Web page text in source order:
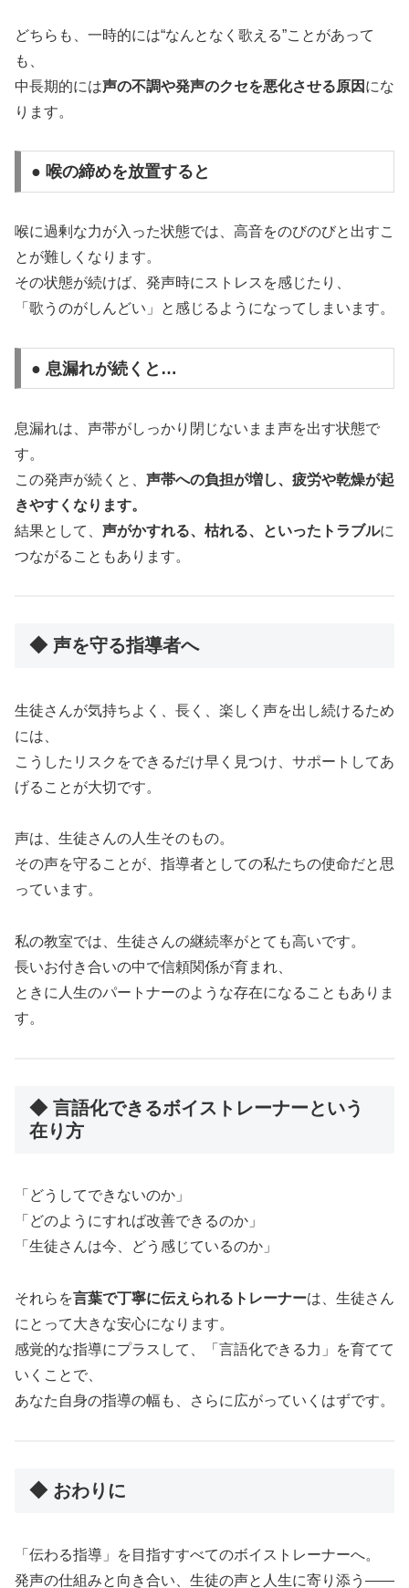
どちらも、一時的には“なんとなく歌える”ことがあって
も、
中長期的には声の不調や発声のクセを悪化させる原因 にな
ります。
● 喉の締めを放置すると
喉に過剰な力が入った状態では、高音をのびのびと出すこ
とが難しくなります。
その状態が続けば、発声時にストレスを感じたり、
「歌うのがしんどい」と感じるようになってしまいます。
● 息漏れが続くと…
息漏れは、声帯がしっかり閉じないまま声を出す状態で
す。
この発声が続くと、 声帯への負担が増し、疲労や乾燥が起
きやすくなります。
結果として、 声がかすれる、枯れる、といったトラブルに
つながることもあります。
◆ 声を守る指導者へ
生徒さんが気持ちよく、長く、楽しく声を出し続けるため
には、
こうしたリスクをできるだけ早く見つけ、サポートしてあ
げることが大切です。
声は、生徒さんの人生そのもの。
その声を守ることが、指導者としての私たちの使命だと思
っています。
私の教室では、生徒さんの継続率がとても高いです。
長いお付き合いの中で信頼関係が育まれ、
ときに人生のパートナーのような存在になることもありま
す。
◆ 言語化できるボイストレーナーという
在り方
「どうしてできないのか」
「どのようにすれば改善できるのか」
「生徒さんは今、どう感じているのか」
それらを言葉で丁寧に伝えられるトレーナーは、生徒さん
にとって大きな安心になります。
感覚的な指導にプラスして、「言語化できる力」を育てて
いくことで、
あなた自身の指導の幅も、さらに広がっていくはずです。
◆ おわりに
「伝わる指導」を目指すすべてのボイストレーナーへ。
発声の仕組みと向き合い、生徒の声と人生に寄り添う——